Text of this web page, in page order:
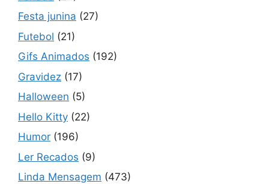
Festa junina (27)
Futebol (21)
Gifs Animados (192)
Gravidez (17)
Halloween (5)
Hello Kitty (22)
Humor (196)
Ler Recados (9)
Linda Mensagem (473)